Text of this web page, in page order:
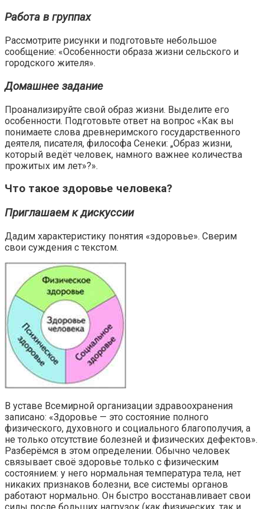
Работа в группах
Рассмотрите рисунки и подготовьте небольшое
сообщение: «Особенности образа жизни сельского и
городского жителя».
Домашнее задание
Проанализируйте свой образ жизни. Выделите его
особенности. Подготовьте ответ на вопрос «Как вы
понимаете слова древнеримского государственного
деятеля, писателя, философа Сенеки: „Образ жизни,
который ведёт человек, намного важнее количества
прожитых им лет»?».
Что такое здоровье человека?
Приглашаем к дискуссии
Дадим характеристику понятия «здоровье». Сверим
свои суждения с текстом.
В уставе Всемирной организации здравоохранения
записано: «Здоровье — это состояние полного
физического, духовного и социального благополучия, а
не только отсутствие болезней и физических дефектов».
Разберёмся в этом определении. Обычно человек
связывает своё здоровье только с физическим
состоянием: у него нормальная температура тела, нет
никаких признаков болезни, все системы органов
работают нормально. Он быстро восстанавливает свои